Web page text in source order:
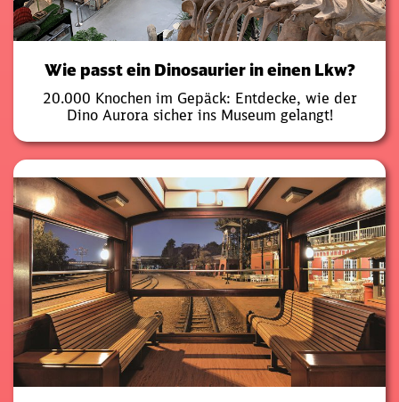
Wie passt ein Dinosaurier in einen Lkw?
20.000 Knochen im Gepäck: Entdecke, wie der
Dino Aurora sicher ins Museum gelangt!